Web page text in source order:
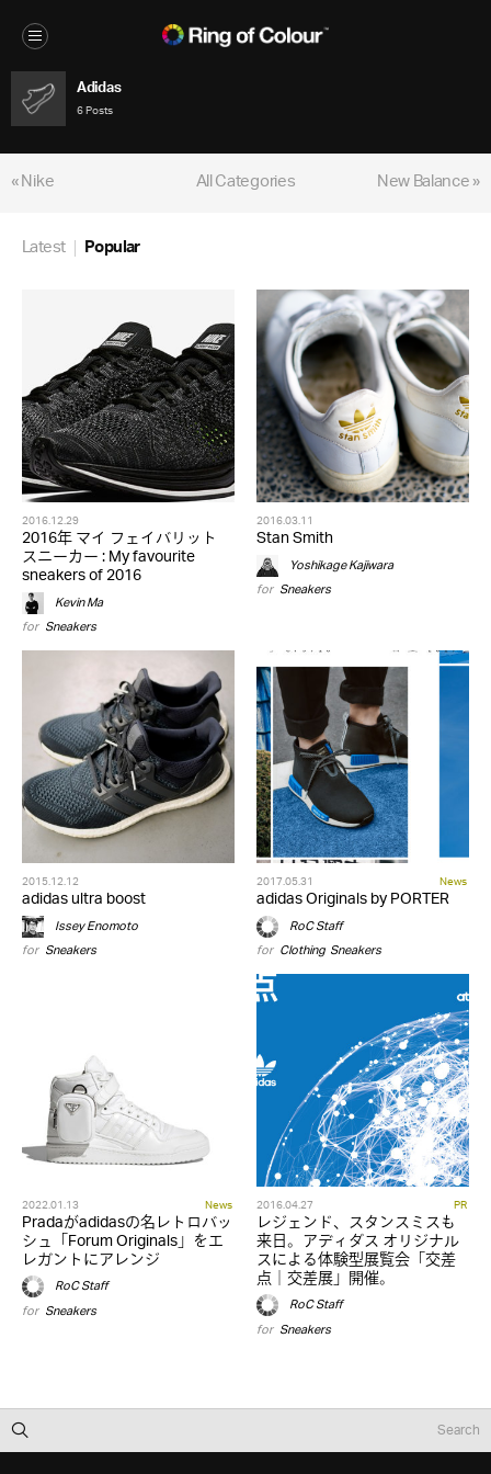
Adidas
6 Posts
« Nike New Balance »
All Categories
Latest Popular
2016.12.29
2016年 マイ フェイバリット
スニーカー : My favourite
sneakers of 2016
Kevin Ma
for Sneakers
2016.03.11
Stan Smith
Yoshikage Kajiwara
for Sneakers
2015.12.12
adidas ultra boost
Issey Enomoto
for Sneakers
2017.05.31 News
adidas Originals by PORTER
RoC Staff
for Clothing,Sneakers
2022.01.13 News
Pradaがadidasの名レトロバッ
シュ「Forum Originals」をエ
レガントにアレンジ
RoC Staff
for Sneakers
2016.04.27 PR
レジェンド、スタンスミスも
来日。アディダス オリジナル
スによる体験型展覧会「交差
点｜交差展」開催。
RoC Staff
for Sneakers